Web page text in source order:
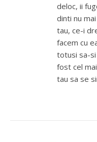
deloc, ii
dinti nu
tau, ce-i
facem cu
totusi sa-
fost cel
tau sa se